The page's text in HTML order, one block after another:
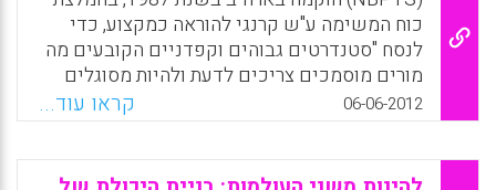
כוח המשימה ע"ש קרנגי להוראה כמקצוע, כדי
לנסח "סטנדרטים גבוהים וקפדניים הקובעים מה
מורים מוסמכים צריכים לדעת ולהיות מסוגלים
לעשות". מטרת ההסמכה של המועצה, אשר נבנתה
בהתאם למקובל במקצועות אחרים, הייתה לזהות
מורים מעולים ולהסמיך אותם, לספק מסגרת
לפיתוח מקצועי של מורים וליצור מערכת
06-06-2012 קראו עוד...